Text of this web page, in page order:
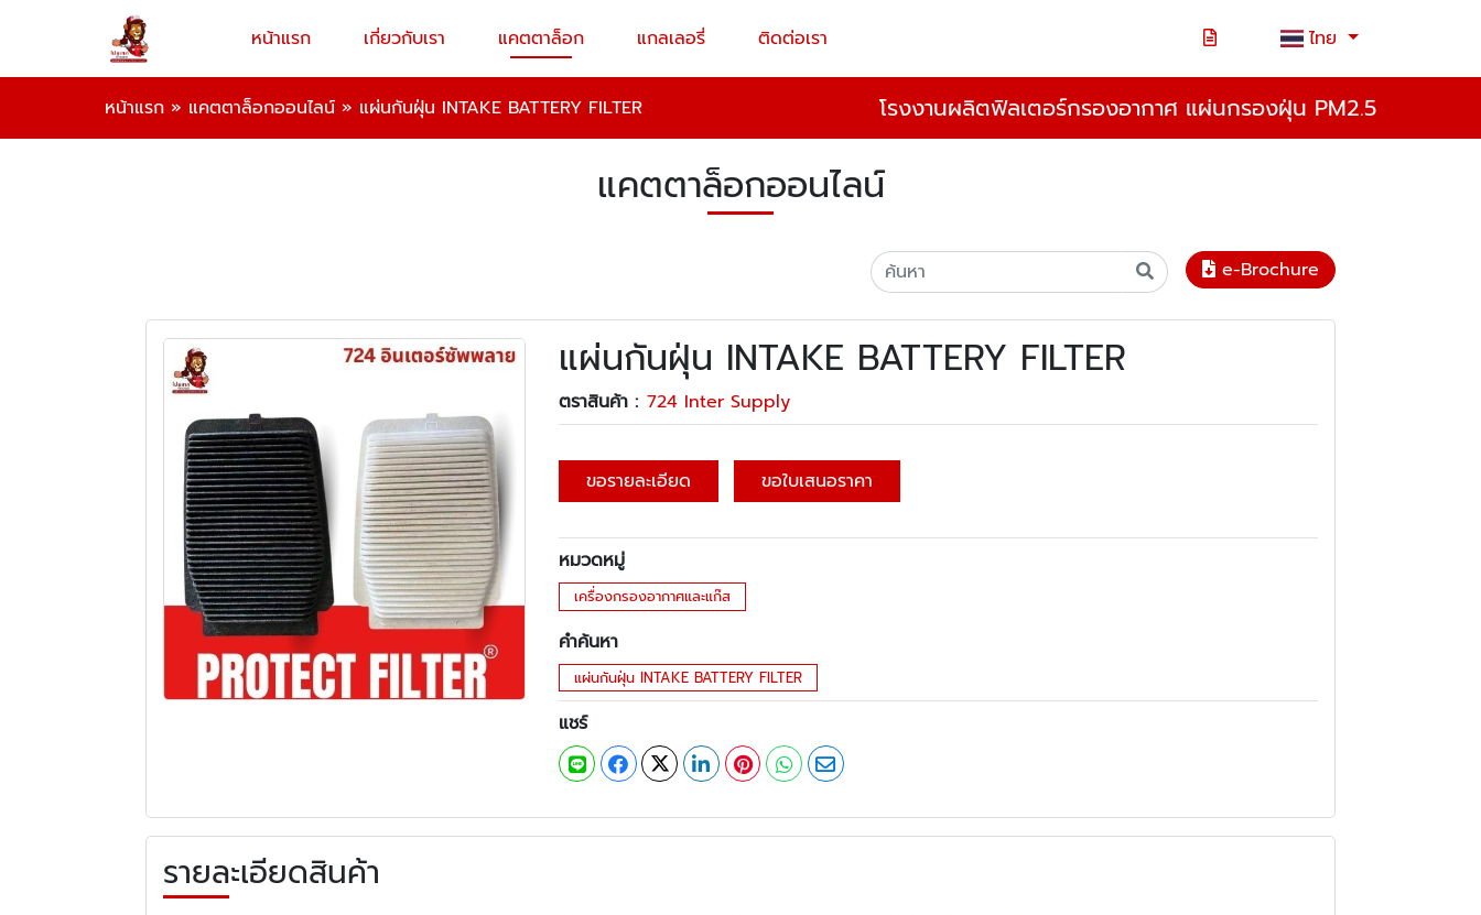
หน้าแรก เกี่ยวกับเรา แคตตาล็อก แกลเลอรี่ ติดต่อเรา ไทย
หน้าแรก » แคตตาล็อกออนไลน์ » แผ่นกันฝุ่น INTAKE BATTERY FILTER โรงงานผลิตฟิลเตอร์กรองอากาศ แผ่นกรองฝุ่น PM2.5
แคตตาล็อกออนไลน์
e-Brochure
แผ่นกันฝุ่น INTAKE BATTERY FILTER
ตราสินค้า : 724 Inter Supply
ขอรายละเอียด ขอใบเสนอราคา
หมวดหมู่
เครื่องกรองอากาศและแก๊ส
คำค้นหา
แผ่นกันฝุ่น INTAKE BATTERY FILTER
แชร์
รายละเอียดสินค้า